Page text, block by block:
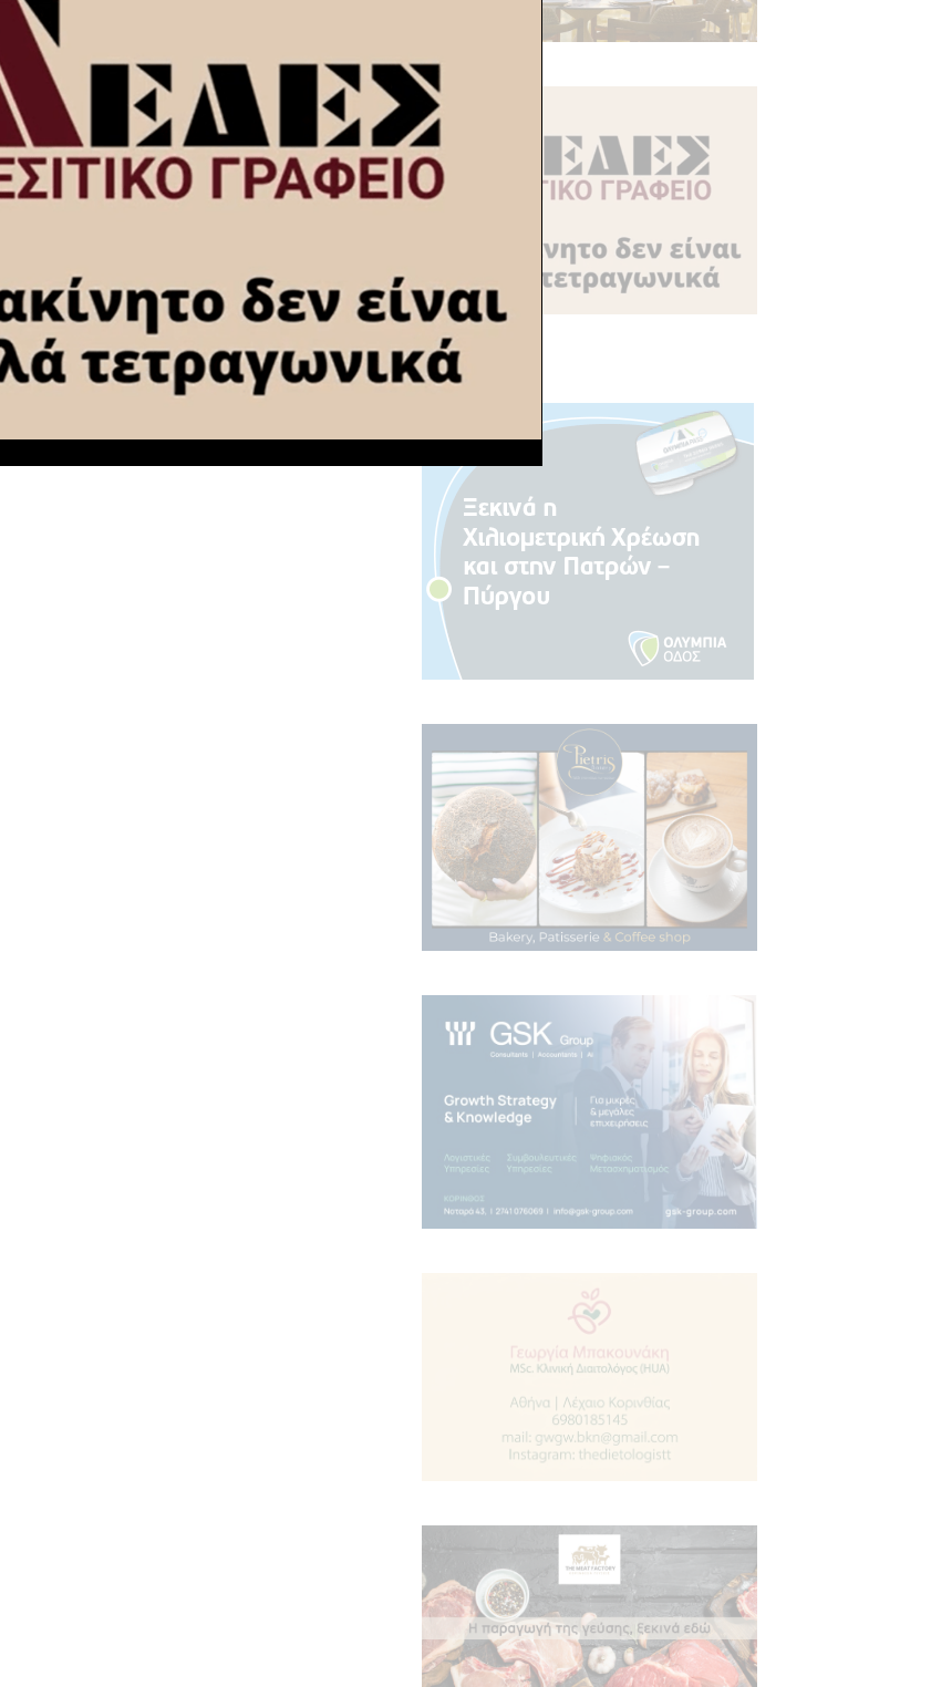
NEXT ARTICLE
The Meat Factory: Μειώνει τις τιμές
σε βασικά προϊόντα, στηρίζοντας
έμπρακτα το ελληνικό νοικοκυριό